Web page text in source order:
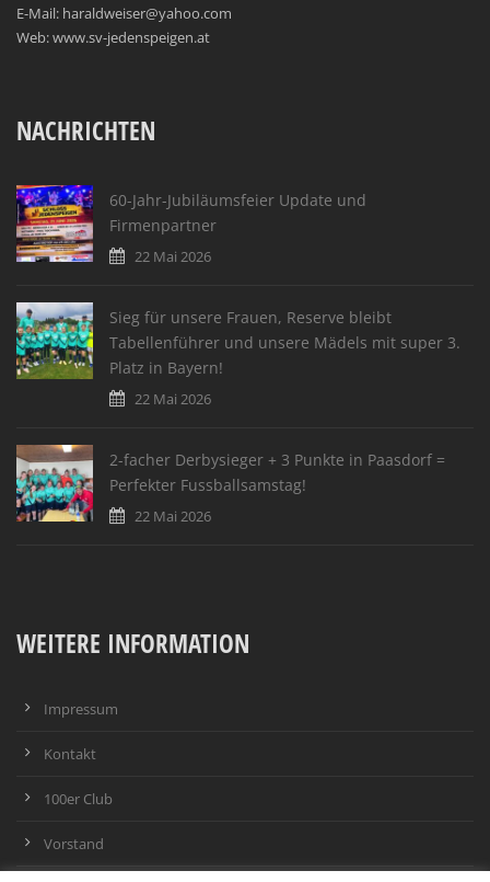
E-Mail: haraldweiser@yahoo.com
Web: www.sv-jedenspeigen.at
NACHRICHTEN
60-Jahr-Jubiläumsfeier Update und
Firmenpartner
22 Mai 2026
Sieg für unsere Frauen, Reserve bleibt
Tabellenführer und unsere Mädels mit super 3.
Platz in Bayern!
22 Mai 2026
2-facher Derbysieger + 3 Punkte in Paasdorf =
Perfekter Fussballsamstag!
22 Mai 2026
WEITERE INFORMATION
Impressum
Kontakt
100er Club
Vorstand